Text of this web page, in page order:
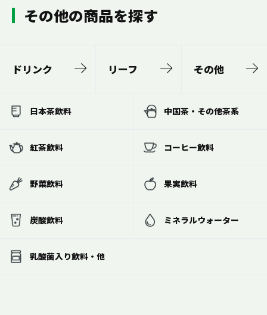
その他の商品を探す
ドリンク リーフ その他
日本茶飲料 中国茶・その他茶系
紅茶飲料 コーヒー飲料
野菜飲料 果実飲料
炭酸飲料 ミネラルウォーター
乳酸菌入り飲料・他